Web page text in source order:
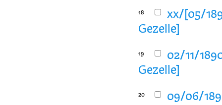
18
xx/[05/
Gezelle]
19
02/11/
Gezelle]
20
09/06/